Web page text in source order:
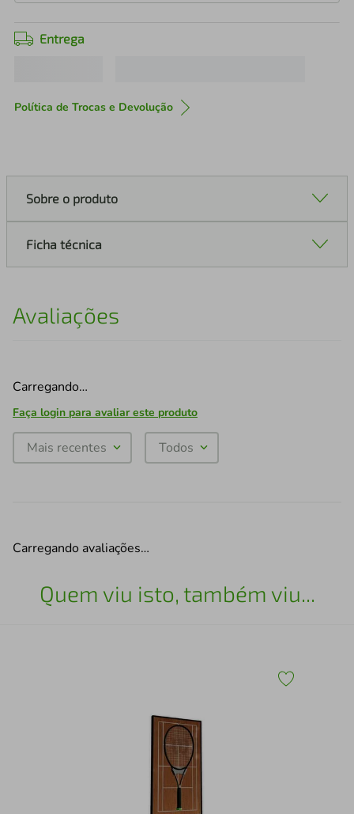
Entrega
Política de Trocas e Devolução
Sobre o produto
Ficha técnica
Avaliações
Carregando…
Faça login para avaliar este produto
Mais recentes Todos
Carregando avaliações…
Quem viu isto, também viu...